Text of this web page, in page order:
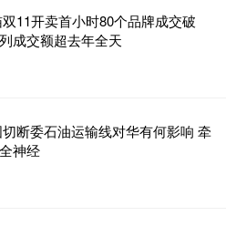
11开卖首小时80个品牌成交破
成交额超去年全天
断委石油运输线对华有何影响 牵
神经